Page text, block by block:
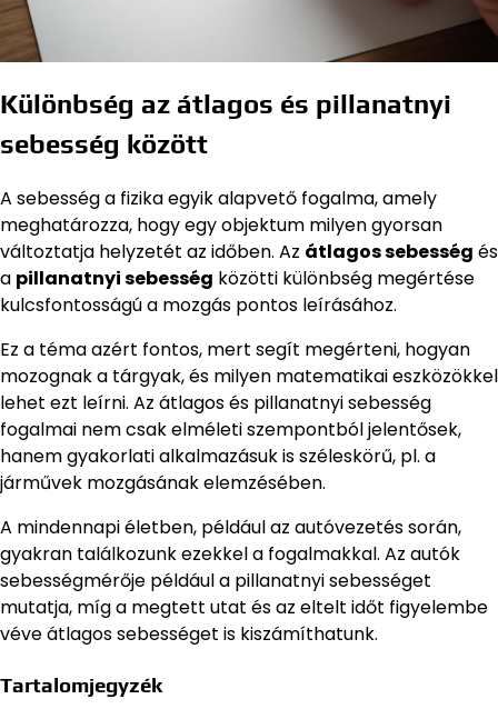
Különbség az átlagos és pillanatnyi
sebesség között
A sebesség a fizika egyik alapvető fogalma, amely
meghatározza, hogy egy objektum milyen gyorsan
változtatja helyzetét az időben. Az átlagos sebesség és
a pillanatnyi sebesség közötti különbség megértése
kulcsfontosságú a mozgás pontos leírásához.
Ez a téma azért fontos, mert segít megérteni, hogyan
mozognak a tárgyak, és milyen matematikai eszközökkel
lehet ezt leírni. Az átlagos és pillanatnyi sebesség
fogalmai nem csak elméleti szempontból jelentősek,
hanem gyakorlati alkalmazásuk is széleskörű, pl. a
járművek mozgásának elemzésében.
A mindennapi életben, például az autóvezetés során,
gyakran találkozunk ezekkel a fogalmakkal. Az autók
sebességmérője például a pillanatnyi sebességet
mutatja, míg a megtett utat és az eltelt időt figyelembe
véve átlagos sebességet is kiszámíthatunk.
Tartalomjegyzék